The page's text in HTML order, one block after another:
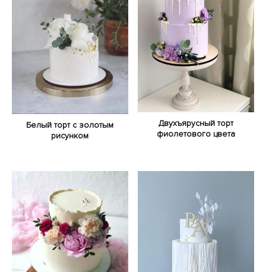
Белый торт с золотым
рисунком
Двухъярусный торт
фиолетового цвета